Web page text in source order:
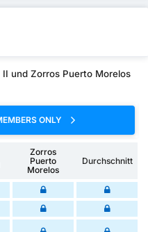
und Zorros Puerto Morelos
ONLY
Zorros
Puerto
Morelos
Durchschnitt